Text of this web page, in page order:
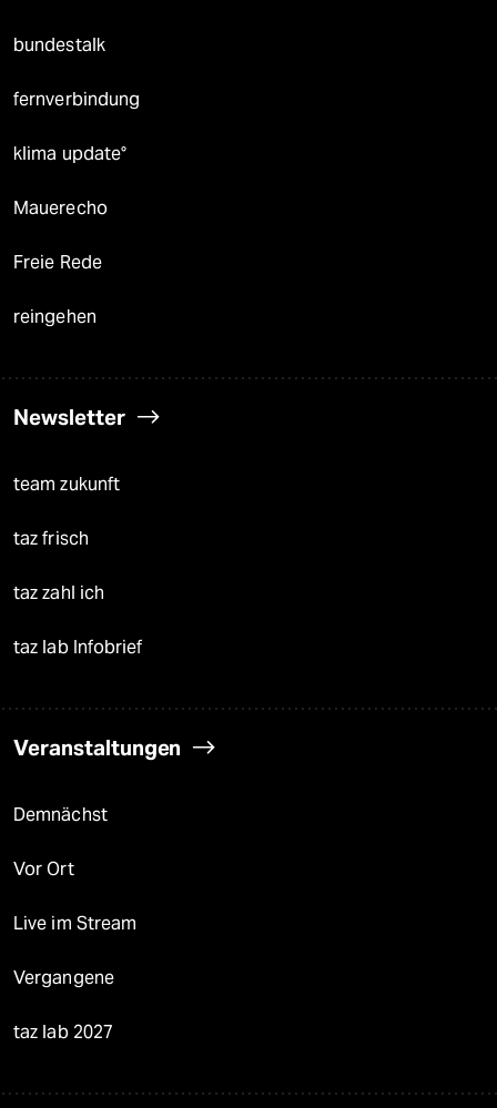
bundestalk
fernverbindung
klima update°
Mauerecho
Freie Rede
reingehen
Newsletter
team zukunft
taz frisch
taz zahl ich
taz lab Infobrief
Veranstaltungen
Demnächst
Vor Ort
Live im Stream
Vergangene
taz lab 2027